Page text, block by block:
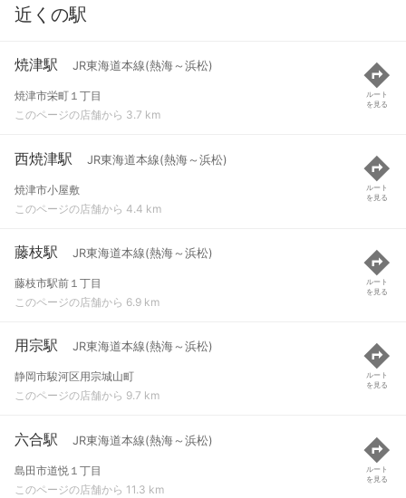
近くの駅
焼津駅 JR東海道本線(熱海～浜松)
焼津市栄町１丁目
このページの店舗から 3.7 km
ルート
を見る
西焼津駅 JR東海道本線(熱海～浜松)
焼津市小屋敷
このページの店舗から 4.4 km
ルート
を見る
藤枝駅 JR東海道本線(熱海～浜松)
藤枝市駅前１丁目
このページの店舗から 6.9 km
ルート
を見る
用宗駅 JR東海道本線(熱海～浜松)
静岡市駿河区用宗城山町
このページの店舗から 9.7 km
ルート
を見る
六合駅 JR東海道本線(熱海～浜松)
島田市道悦１丁目
このページの店舗から 11.3 km
ルート
を見る